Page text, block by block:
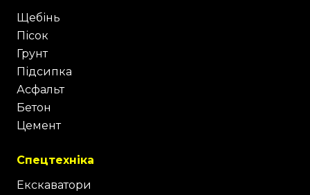
Щебінь
Пісок
Грунт
Підсипка
Асфальт
Бетон
Цемент
Спецтехніка
Екскаватори